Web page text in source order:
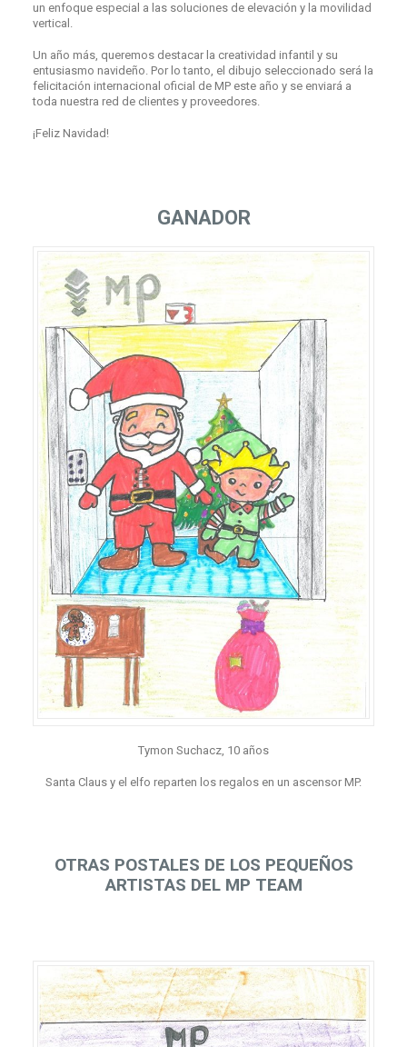
un enfoque especial a las soluciones de elevación y la movilidad
vertical.
Un año más, queremos destacar la creatividad infantil y su
entusiasmo navideño. Por lo tanto, el dibujo seleccionado será la
felicitación internacional oficial de MP este año y se enviará a
toda nuestra red de clientes y proveedores.
¡Feliz Navidad!
GANADOR
Tymon Suchacz, 10 años
Santa Claus y el elfo reparten los regalos en un ascensor MP.
OTRAS POSTALES DE LOS PEQUEÑOS
ARTISTAS DEL MP TEAM